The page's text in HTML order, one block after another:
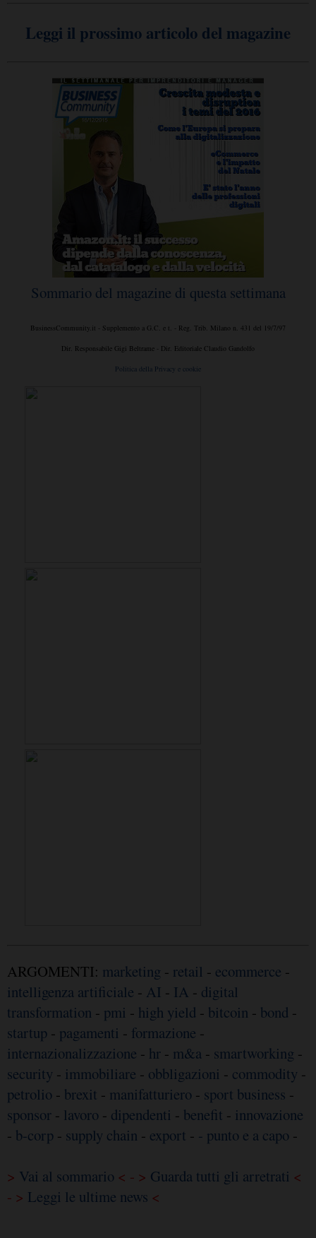
Leggi il prossimo articolo del magazine
Sommario del magazine di questa settimana
BusinessCommunity.it - Supplemento a G.C. e t. - Reg. Trib. Milano n. 431 del 19/7/97
Dir. Responsabile Gigi Beltrame - Dir. Editoriale Claudio Gandolfo
Politica della Privacy e cookie
ARGOMENTI: marketing - retail - ecommerce -
intelligenza artificiale - AI - IA - digital
transformation - pmi - high yield - bitcoin - bond -
startup - pagamenti - formazione -
internazionalizzazione - hr - m&a - smartworking -
security - immobiliare - obbligazioni - commodity -
petrolio - brexit - manifatturiero - sport business -
sponsor - lavoro - dipendenti - benefit - innovazione
- b-corp - supply chain - export - - punto e a capo -
> Vai al sommario < - > Guarda tutti gli arretrati <
- > Leggi le ultime news <